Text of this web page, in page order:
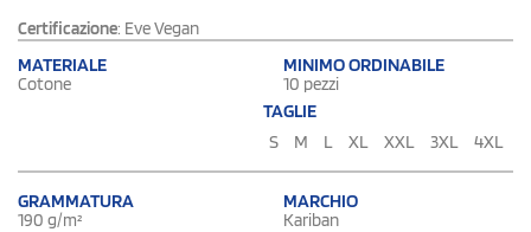
Certificazione: Eve Vegan
MATERIALE
Cotone
MINIMO ORDINABILE
10 pezzi
TAGLIE
S
M L XL XXL 3XL 4XL
GRAMMATURA
190 g/m²
MARCHIO
Kariban